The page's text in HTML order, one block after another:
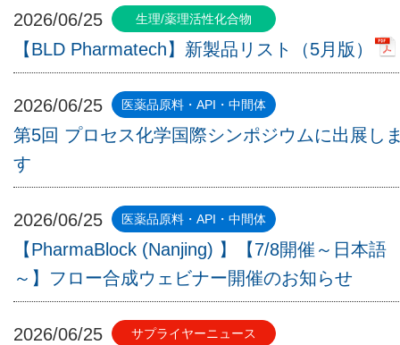
2026/06/25
【BLD Pharmatech】新製品リスト（5月版）
2026/06/25
第5回 プロセス化学国際シンポジウムに出展し
す
2026/06/25
【PharmaBlock (Nanjing) 】【7/8開催～日本語
～】フロー合成ウェビナー開催のお知らせ
2026/06/25